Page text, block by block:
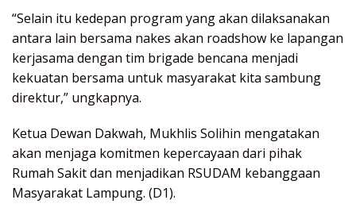
“Selain itu kedepan program yang akan dilaksanakan
antara lain bersama nakes akan roadshow ke lapangan
kerjasama dengan tim brigade bencana menjadi
kekuatan bersama untuk masyarakat kita sambung
direktur,” ungkapnya.
Ketua Dewan Dakwah, Mukhlis Solihin mengatakan
akan menjaga komitmen kepercayaan dari pihak
Rumah Sakit dan menjadikan RSUDAM kebanggaan
Masyarakat Lampung. (D1).